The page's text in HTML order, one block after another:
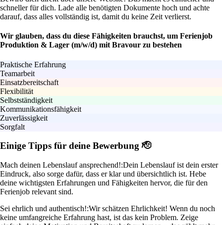
schneller für dich. Lade alle benötigten Dokumente hoch und achte
darauf, dass alles vollständig ist, damit du keine Zeit verlierst.
Wir glauben, dass du diese Fähigkeiten brauchst, um Ferienjob
Produktion & Lager (m/w/d) mit Bravour zu bestehen
Praktische Erfahrung
Teamarbeit
Einsatzbereitschaft
Flexibilität
Selbstständigkeit
Kommunikationsfähigkeit
Zuverlässigkeit
Sorgfalt
Einige Tipps für deine Bewerbung 🫡
Mach deinen Lebenslauf ansprechend!:Dein Lebenslauf ist dein erster
Eindruck, also sorge dafür, dass er klar und übersichtlich ist. Hebe
deine wichtigsten Erfahrungen und Fähigkeiten hervor, die für den
Ferienjob relevant sind.
Sei ehrlich und authentisch!:Wir schätzen Ehrlichkeit! Wenn du noch
keine umfangreiche Erfahrung hast, ist das kein Problem. Zeige